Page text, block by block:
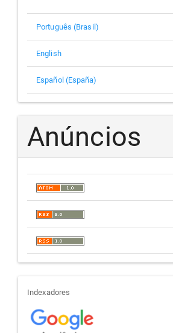
Português (Brasil)
English
Español (España)
Anúncios
indexadores
Indexadores